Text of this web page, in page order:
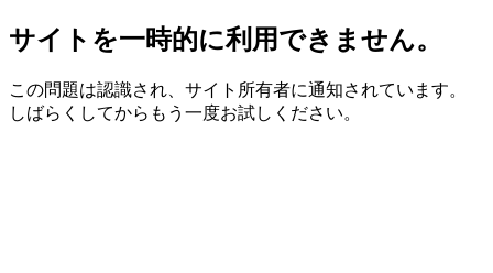
サイトを一時的に利用できません。
この問題は認識され、サイト所有者に通知されています。
しばらくしてからもう一度お試しください。